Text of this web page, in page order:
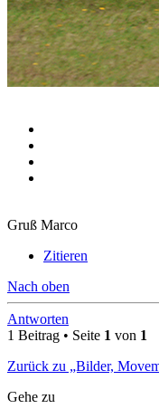
Gruß Marco
Zitieren
Nach oben
Antworten
1 Beitrag • Seite 1 von 1
Zurück zu „Bilder,
Gehe zu